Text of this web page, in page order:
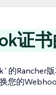
证
Rancher版
您的